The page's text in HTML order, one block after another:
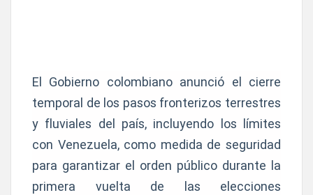
El Gobierno colombiano anunció el cierre
temporal de los pasos fronterizos terrestres
y fluviales del país, incluyendo los límites
con Venezuela, como medida de seguridad
para garantizar el orden público durante la
primera vuelta de las elecciones